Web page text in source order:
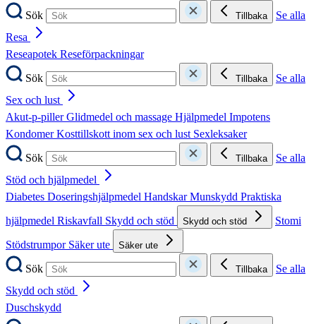
Sök
Tillbaka
Se alla
Resa
Reseapotek Reseförpackningar
Sök
Tillbaka
Se alla
Sex och lust
Akut-p-pillerGlidmedel och massage Hjälpmedel Impotens
KondomerKosttillskott inom sex och lust Sexleksaker
Sök
Tillbaka
Se alla
Stöd och hjälpmedel
Diabetes Doseringshjälpmedel HandskarMunskydd Praktiska
hjälpmedel Riskavfall Skydd och stöd Skydd och stöd
Stomi
Stödstrumpor Säker ute Säker ute
Sök Tillbaka
Se alla
Skydd och stöd
Duschskydd